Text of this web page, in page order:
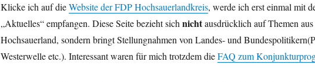
Klicke ich auf dieWebsite der FDP Hochsauerlandkreis, werde ich erst einmal mit
„Aktuelles“ empfangen. Diese Seite bezieht sichnichtausdrücklich auf Themen
Hochsauerland, sondern bringt Stellungnahmen von Landes- und
Westerwelle etc.). Interessant waren für mich trotzdem dieFAQ zum